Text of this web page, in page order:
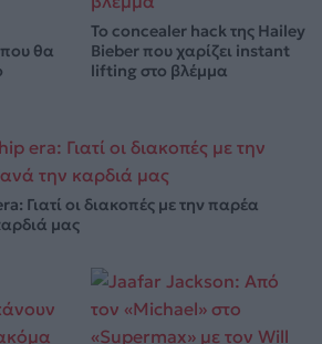
θα
Το concealer hack της Hailey
Bieber που χαρίζει instant
lifting στο βλέμμα
Γιατί οι διακοπές με την παρέα
μας